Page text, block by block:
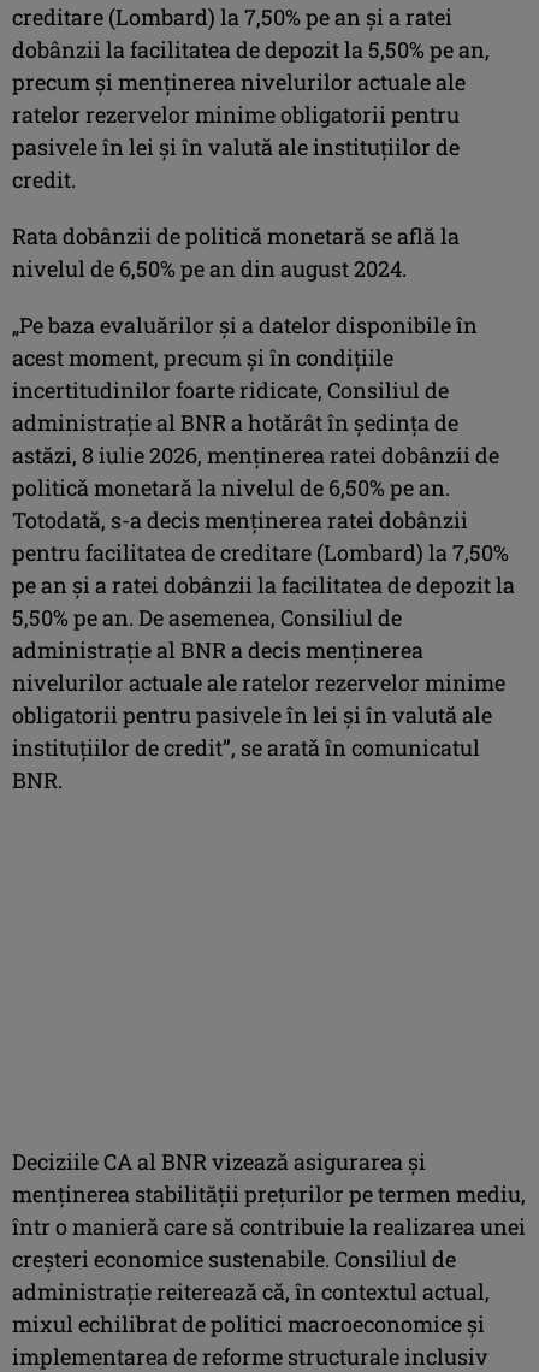
creditare (Lombard) la 7,50% pe an şi a ratei
dobânzii la facilitatea de depozit la 5,50% pe an,
precum şi menţinerea nivelurilor actuale ale
ratelor rezervelor minime obligatorii pentru
pasivele în lei şi în valută ale instituţiilor de
credit.
Rata dobânzii de politică monetară se află la
nivelul de 6,50% pe an din august 2024.
„Pe baza evaluărilor şi a datelor disponibile în
acest moment, precum şi în condiţiile
incertitudinilor foarte ridicate, Consiliul de
administraţie al BNR a hotărât în şedinţa de
astăzi, 8 iulie 2026, menţinerea ratei dobânzii de
politică monetară la nivelul de 6,50% pe an.
Totodată, s-a decis menţinerea ratei dobânzii
pentru facilitatea de creditare (Lombard) la 7,50%
pe an şi a ratei dobânzii la facilitatea de depozit la
5,50% pe an. De asemenea, Consiliul de
administraţie al BNR a decis menţinerea
nivelurilor actuale ale ratelor rezervelor minime
obligatorii pentru pasivele în lei şi în valută ale
instituţiilor de credit”, se arată în comunicatul
BNR.
Deciziile CA al BNR vizează asigurarea şi
menţinerea stabilităţii preţurilor pe termen mediu,
într o manieră care să contribuie la realizarea unei
creşteri economice sustenabile. Consiliul de
administraţie reiterează că, în contextul actual,
mixul echilibrat de politici macroeconomice şi
implementarea de reforme structurale inclusiv